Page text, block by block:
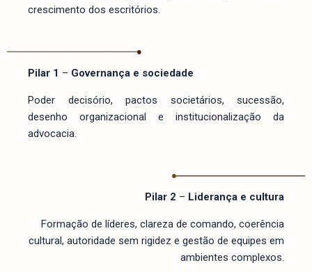
crescimento dos escritórios.
Pilar 1 – Governança e sociedade
Poder decisório, pactos societários, sucessão,
desenho organizacional e institucionalização da
advocacia.
Pilar 2 – Liderança e cultura
Formação de líderes, clareza de comando, coerência
cultural, autoridade sem rigidez e gestão de equipes em
ambientes complexos.